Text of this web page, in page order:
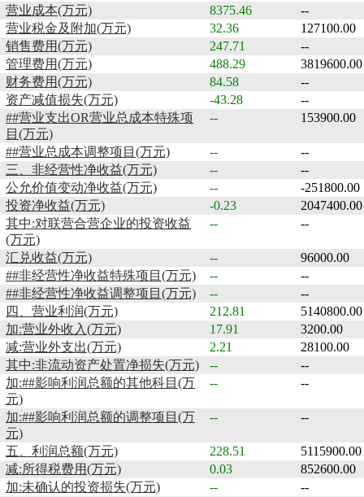
营业成本(万元)
8375.46
--
营业税金及附加(万元)
32.36
127100.00
销售费用(万元)
247.71
--
管理费用(万元)
488.29
3819600.00
财务费用(万元)
84.58
--
资产减值损失(万元)
-43.28
--
##营业支出OR营业总成本特殊项
目(万元)
-- 153900.00
##营业总成本调整项目(万元) --
--
三、非经营性净收益(万元)
--
--
公允价值变动净收益(万元)
--
-251800.00
投资净收益(万元)
-0.23
2047400.00
其中:对联营合营企业的投资收益
(万元)
-- --
汇兑收益(万元) --
96000.00
##非经营性净收益特殊项目(万元)
--
--
##非经营性净收益调整项目(万元)
--
--
四、营业利润(万元)
212.81
5140800.00
加:营业外收入(万元)
17.91
3200.00
减:营业外支出(万元)
2.21
28100.00
其中:非流动资产处置净损失(万元)
--
--
加:##影响利润总额的其他科目(万
元)
-- --
加:##影响利润总额的调整项目(万
元)
-- --
五、利润总额(万元) 228.51
5115900.00
减:所得税费用(万元)
0.03
852600.00
加:未确认的投资损失(万元)
--
--